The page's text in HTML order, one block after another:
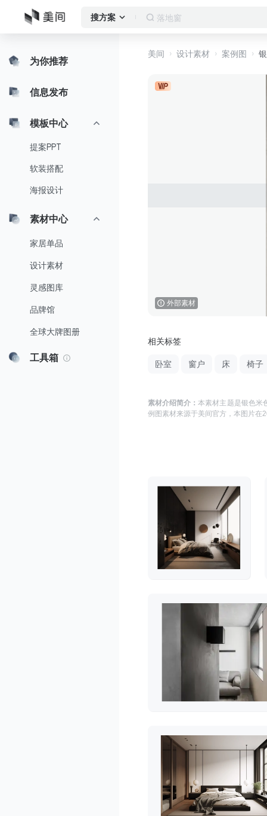
搜方案 落地窗
为你推荐
信息发布
模板中心
提案PPT
软装搭配
海报设计
素材中心
家居单品
设计素材
灵感图库
品牌馆
全球大牌图册
工具箱
美间 设计素材 案例图
外部素材
相关标签
卧室 窗户 床 椅子
素材介绍简介：本素材主题是银色米
例图 素材来源于美间官方 ，本图片在